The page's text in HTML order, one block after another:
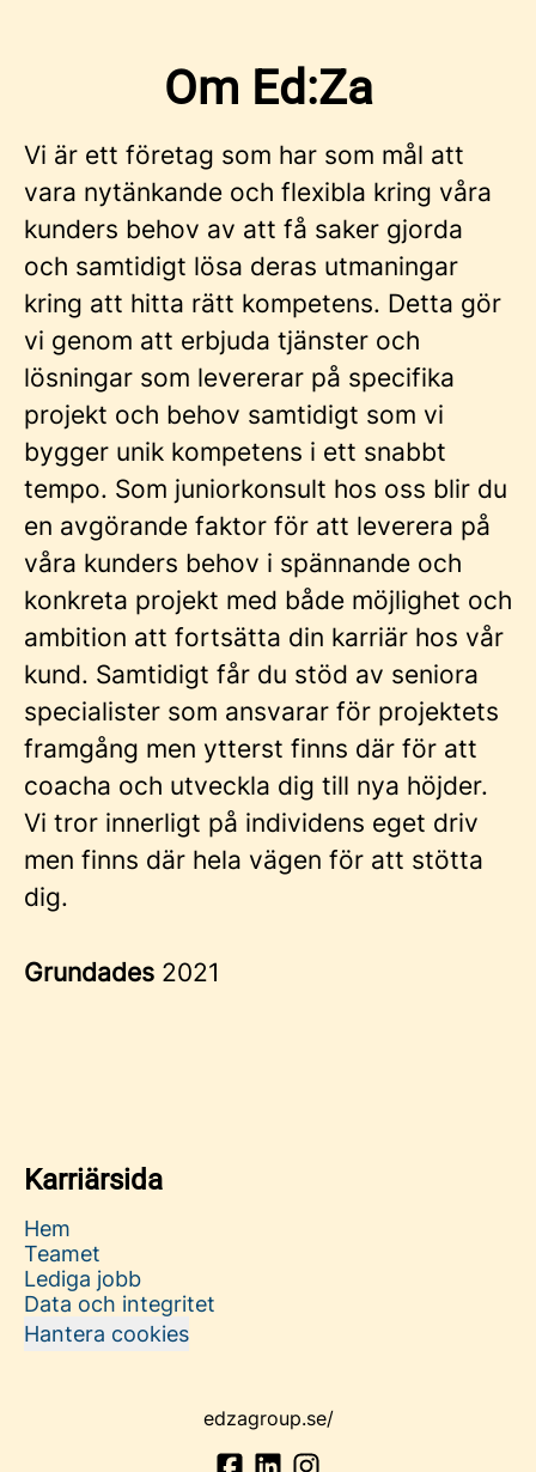
Om Ed:Za
Vi är ett företag som har som mål att
vara nytänkande och flexibla kring våra
kunders behov av att få saker gjorda
och samtidigt lösa deras utmaningar
kring att hitta rätt kompetens. Detta gör
vi genom att erbjuda tjänster och
lösningar som levererar på specifika
projekt och behov samtidigt som vi
bygger unik kompetens i ett snabbt
tempo. Som juniorkonsult hos oss blir du
en avgörande faktor för att leverera på
våra kunders behov i spännande och
konkreta projekt med både möjlighet och
ambition att fortsätta din karriär hos vår
kund. Samtidigt får du stöd av seniora
specialister som ansvarar för projektets
framgång men ytterst finns där för att
coacha och utveckla dig till nya höjder.
Vi tror innerligt på individens eget driv
men finns där hela vägen för att stötta
dig.
Grundades 2021
Karriärsida
Hem
Teamet
Lediga jobb
Data och integritet
Hantera cookies
edzagroup.se/